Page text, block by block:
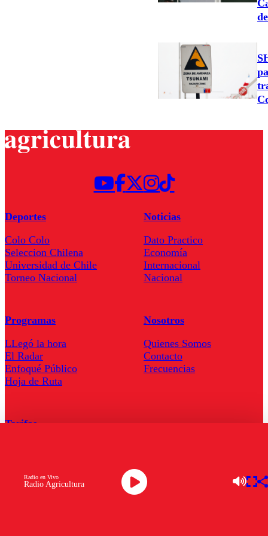
Radio Agricultura
Radio en Vivo
Deportes
Colo Colo
Seleccion Chilena
Universidad de Chile
Torneo Nacional
Noticias
Dato Practico
Economía
Internacional
Nacional
Programas
LLegó la hora
El Radar
Enfoqué Público
Hoja de Ruta
Nosotros
Quienes Somos
Contacto
Frecuencias
Tarifas